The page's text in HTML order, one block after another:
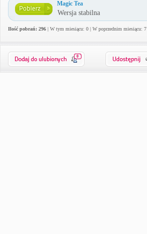
Magic Tea
Wersja stabilna
Ilość pobrań: 296 | W tym miesiącu: 0 | W poprzednim miesiącu: 7
0